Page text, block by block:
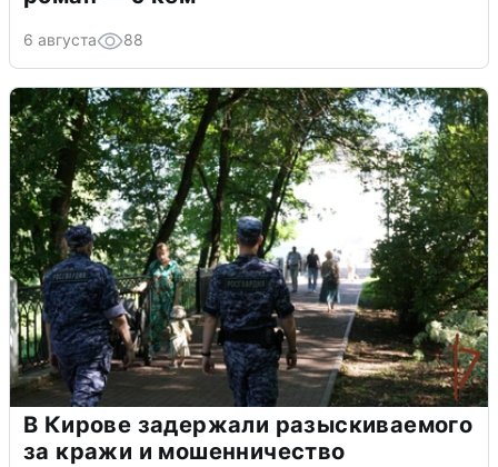
6 августа 88
В Кирове задержали разыскиваемого
за кражи и мошенничество